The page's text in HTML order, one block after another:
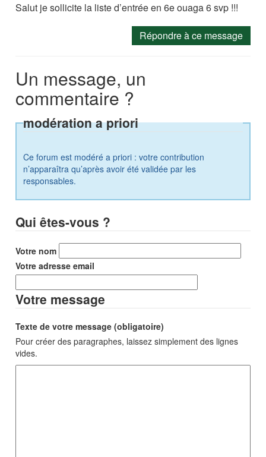
Salut je sollicite la liste d’entrée en 6e ouaga 6 svp !!!
Répondre à ce message
Un message, un
commentaire ?
modération a priori
Ce forum est modéré a priori : votre contribution
n’apparaîtra qu’après avoir été validée par les
responsables.
Qui êtes-vous ?
Votre nom
Votre adresse email
Votre message
Texte de votre message (obligatoire)
Pour créer des paragraphes, laissez simplement des lignes
vides.